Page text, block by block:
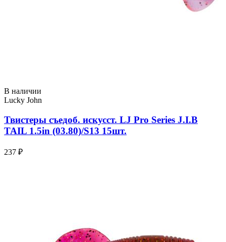
В наличии
Lucky John
Твистеры съедоб. искусст. LJ Pro Series J.I.B
TAIL 1.5in (03.80)/S13 15шт.
237 ₽